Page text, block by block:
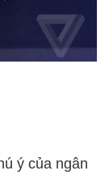
ý của ngân